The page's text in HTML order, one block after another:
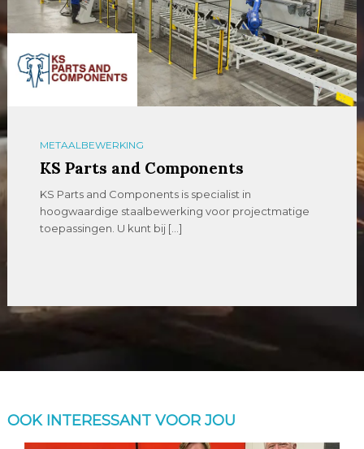
METAALBEWERKING
KS Parts and Components
KS Parts and Components is specialist in
hoogwaardige staalbewerking voor projectmatige
toepassingen. U kunt bij […]
OOK INTERESSANT VOOR JOU